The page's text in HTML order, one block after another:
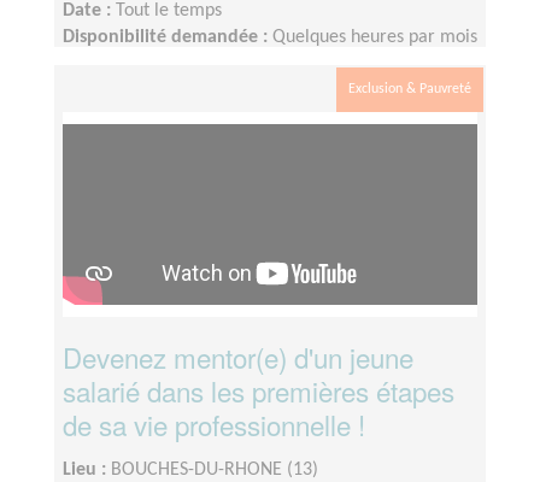
Date :
Tout le temps
Disponibilité demandée : Quelques heures par mois
Exclusion & Pauvreté
Devenez mentor(e) d'un jeune
salarié dans les premières étapes
de sa vie professionnelle !
Lieu : BOUCHES-DU-RHONE (13)